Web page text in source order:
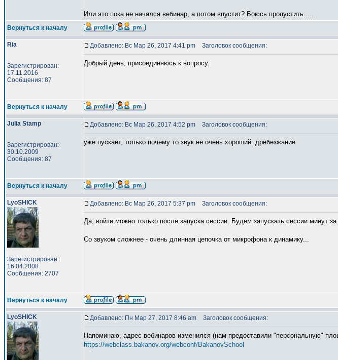
Или это пока не начался вебинар, а потом впустит? Боюсь пропустить.....
Вернуться к началу
Ria
Зарегистрирован:
17.11.2016
Сообщения: 87
Добавлено: Вс Мар 26, 2017 4:41 pm Заголовок сообщения:
Добрый день, присоединяюсь к вопросу.
Вернуться к началу
Julia Stamp
Зарегистрирован:
30.10.2009
Сообщения: 87
Добавлено: Вс Мар 26, 2017 4:52 pm Заголовок сообщения:
уже пускает, только почему то звук не очень хороший. дребезжание
Вернуться к началу
LyoSHICK
Зарегистрирован:
16.04.2008
Сообщения: 2707
Добавлено: Вс Мар 26, 2017 5:37 pm Заголовок сообщения:
Да, войти можно только после запуска сессии. Будем запускать сессии минут
Со звуком сложнее - очень длинная цепочка от микрофона к динамику...
Вернуться к началу
LyoSHICK Добавлено: Пн Мар 27, 2017 8:46 am Заголовок сообщения:
Напоминаю, адрес вебинаров изменился (нам предоставили "персональную"
https://webclass.bakanov.org/webconf/BakanovSchool